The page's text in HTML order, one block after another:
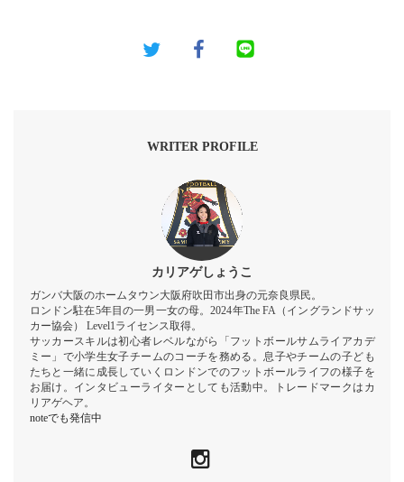
WRITER PROFILE
カリアゲしょうこ
ガンバ大阪のホームタウン大阪府吹田市出身の元奈良県民。
ロンドン駐在5年目の一男一女の母。2024年The FA（イングランドサッ
カー協会） Level1ライセンス取得。
サッカースキルは初心者レベルながら「フットボールサムライアカデ
ミー」で小学生女子チームのコーチを務める。息子やチームの子ども
たちと一緒に成長していくロンドンでのフットボールライフの様子を
お届け。インタビューライターとしても活動中。トレードマークはカ
リアゲヘア。
noteでも発信中